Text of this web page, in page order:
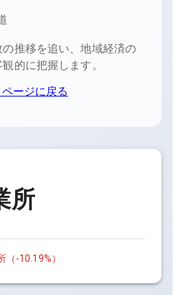
推移を追い、地域経済の
的に把握します。
ージに戻る
所
（-10.19%）